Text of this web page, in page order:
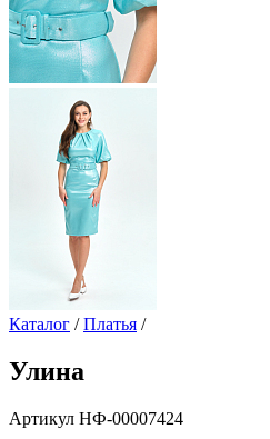
Каталог / Платья /
Улина
Артикул НФ-00007424